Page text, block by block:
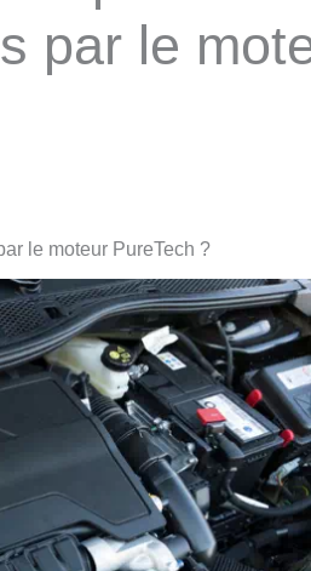
par le
le moteur PureTech ?